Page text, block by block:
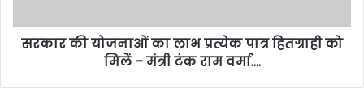
सरकार की योजनाओं का लाभ प्रत्येक पात्र हितग्राही को
मिलें – मंत्री टंक राम वर्मा….